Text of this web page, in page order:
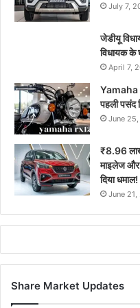
July 7,
जेडीयू
विधायक के
April 7,
Yamaha
पहली पसंद
June
₹8.96
माइलेज
दिया धमाल!
June
Share Market Updates